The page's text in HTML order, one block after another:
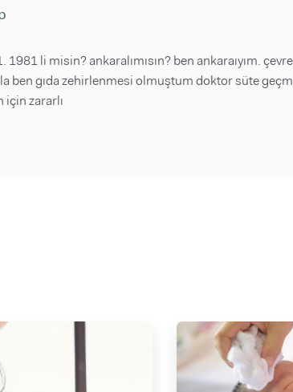
li misin? ankaralımısın? ben ankaraıyım.
ben gıda zehirlenmesi olmuştum doktor süte
için zararlı